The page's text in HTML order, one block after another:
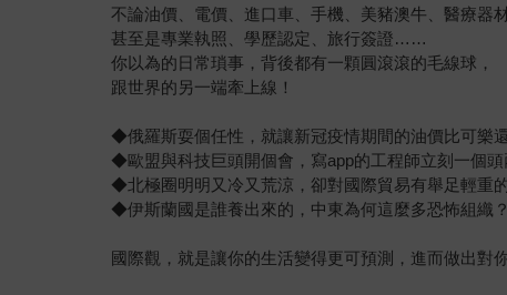
不論油價、電價、進口車、手機、美豬澳牛、醫療器材
甚至是專業執照、學歷認定、旅行簽證……
你以為的日常瑣事，背後都有一顆圓滾滾的毛線球，
跟世界的另一端牽上線！
◆俄羅斯耍個任性，就讓新冠疫情期間的油價比可樂
◆歐盟與科技巨頭開個會，寫app的工程師立刻一個頭
◆北極圈明明又冷又荒涼，卻對國際貿易有舉足輕重
◆伊斯蘭國是誰養出來的，中東為何這麼多恐怖組織？
國際觀，就是讓你的生活變得更可預測，進而做出對